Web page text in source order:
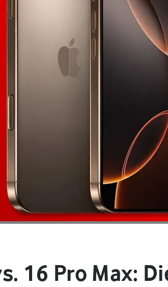
16 Pro Max: